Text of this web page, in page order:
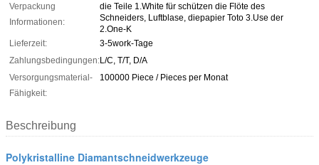
Verpackung
Informationen:
die Teile 1.White für schützen die Flöte des
Schneiders, Luftblase, diepapier Toto 3.Use der
2.One-K
Lieferzeit:
3-5work-Tage
Zahlungsbedingungen:L/C, T/T, D/A
Versorgungsmaterial-
Fähigkeit:
100000 Piece / Pieces per Monat
Beschreibung
Polykristalline Diamantschneidwerkzeuge